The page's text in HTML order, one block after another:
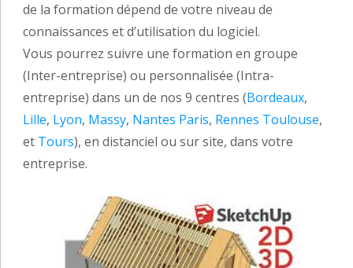
de la formation dépend de votre niveau de
connaissances et d’utilisation du logiciel.
Vous pourrez suivre une formation en groupe
(Inter-entreprise) ou personnalisée (Intra-
entreprise) dans un de nos 9 centres (Bordeaux,
Lille, Lyon, Massy, Nantes Paris, Rennes Toulouse,
et Tours), en distanciel ou sur site, dans votre
entreprise.